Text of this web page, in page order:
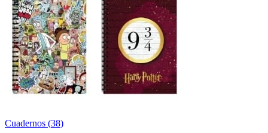
Cuadernos (38)